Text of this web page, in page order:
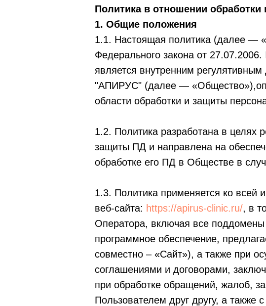
Политика в отношении
1. Общие положения
1.1. Настоящая политика (далее —
Федерального закона от
является внутренним
"АПИРУС" (далее —
области обработки и защиты
1.2. Политика разработана в целях
защиты ПД и направлена на
обработке его ПД в Обществе в
1.3. Политика применяется ко всей
веб-сайта: https://apirus-clinic.ru/, в
Оператора, включая все
программное обеспечение,
совместно – «Сайт»), а также при
соглашениями и договорами,
при обработке обращений, жалоб,
Пользователем друг другу, а также